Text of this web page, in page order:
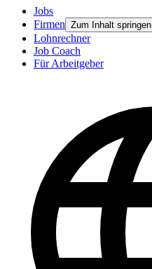
Jobs
Firmen Zum Inhalt springen
Lohnrechner
Job Coach
Für Arbeitgeber